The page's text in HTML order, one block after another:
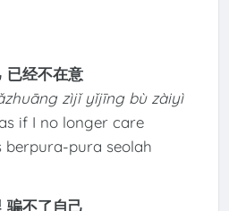
已经不在意
zìjǐ yǐjīng bù zàiyì
if I no longer care
berpura-pura seolah
骗不了自己